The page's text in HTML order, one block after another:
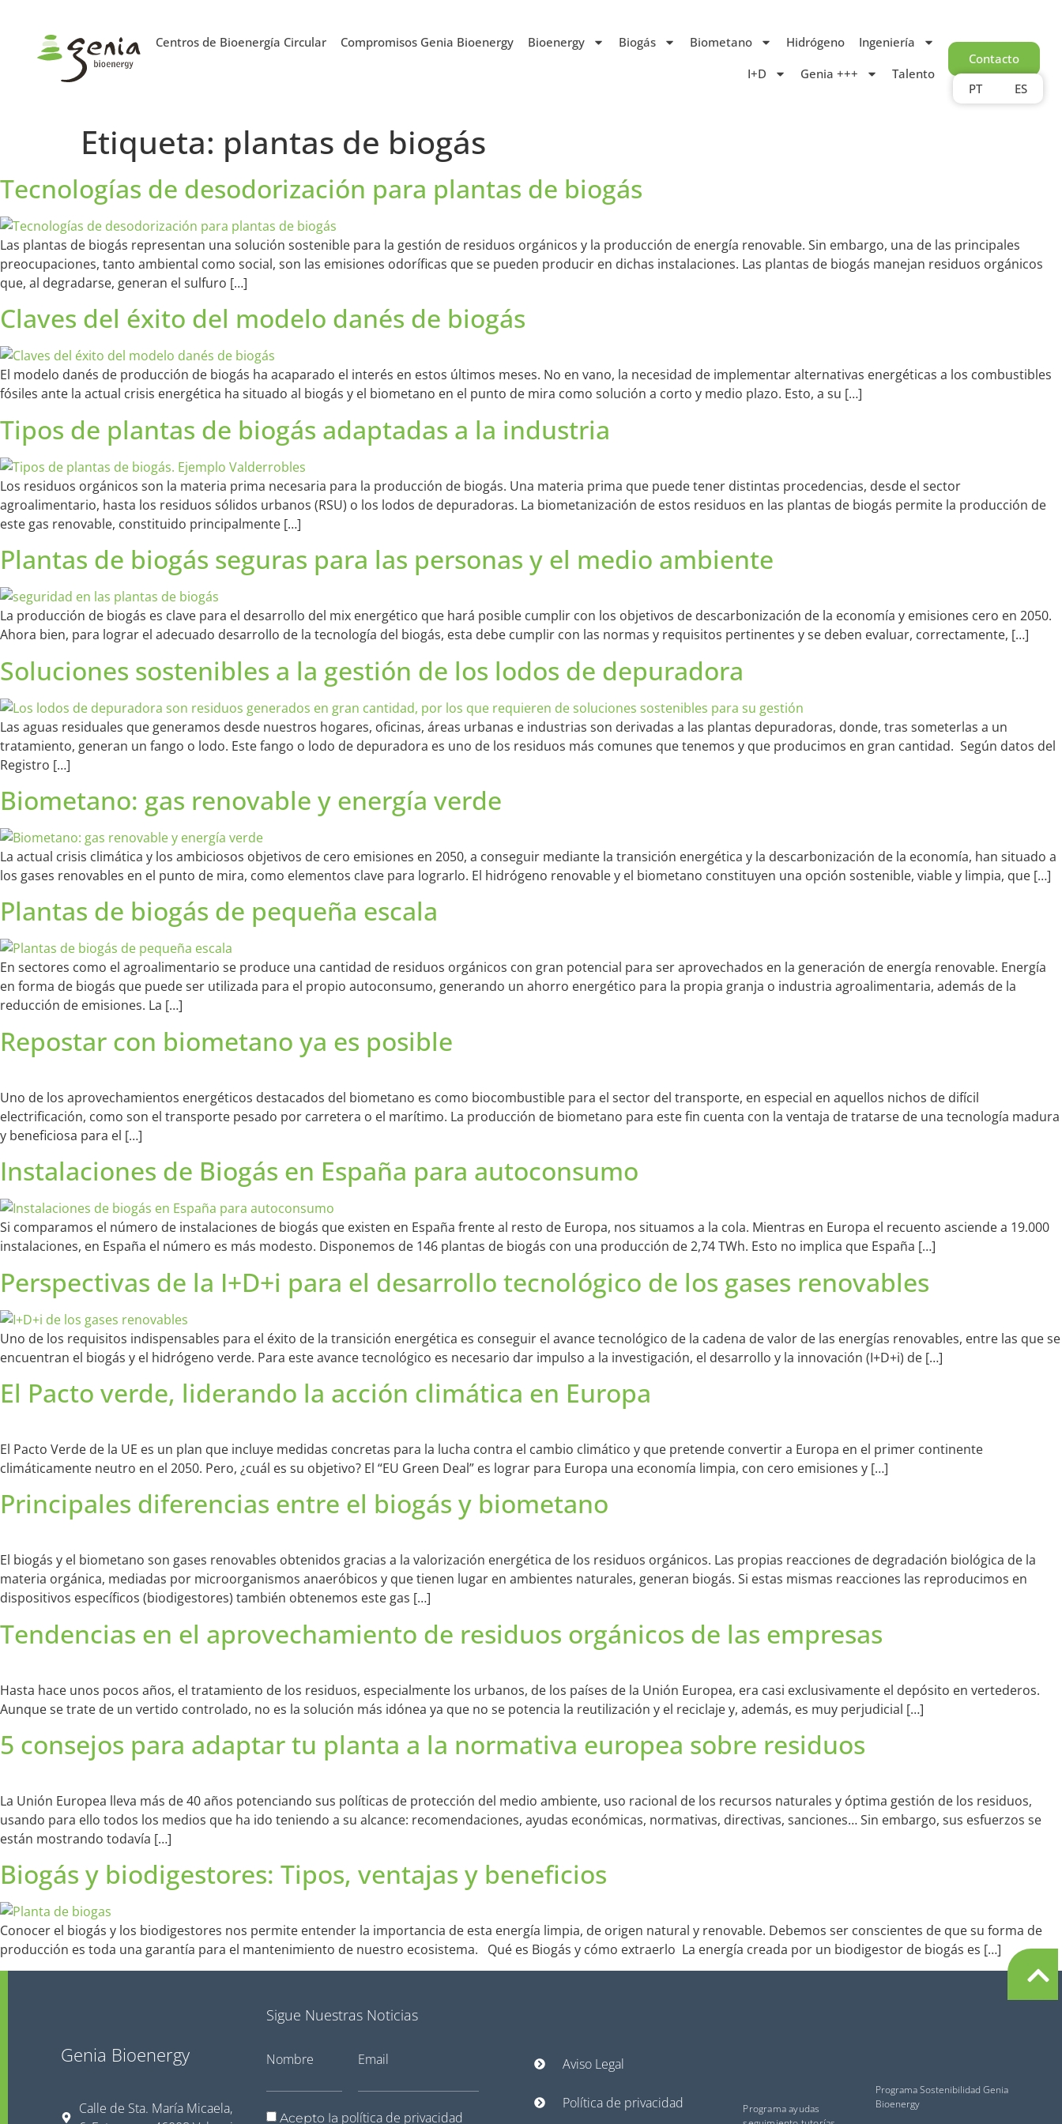
Centros de Bioenergía Circular Compromisos Genia Bioenergy Bioenergy Biogás Biometano Hidrógeno
Ingeniería
I+D
Genia +++
Talento
PT
ES
Contacto
Etiqueta: plantas de biogás
Tecnologías de desodorización para plantas de biogás
Las plantas de biogás representan una solución sostenible para la gestión de residuos orgánicos y la producción de energía renovable. Sin embargo, una de las principales
preocupaciones, tanto ambiental como social, son las emisiones odoríficas que se pueden producir en dichas instalaciones. Las plantas de biogás manejan residuos orgánicos
que, al degradarse, generan el sulfuro […]
Claves del éxito del modelo danés de biogás
El modelo danés de producción de biogás ha acaparado el interés en estos últimos meses. No en vano, la necesidad de implementar alternativas energéticas a los combustibles
fósiles ante la actual crisis energética ha situado al biogás y el biometano en el punto de mira como solución a corto y medio plazo. Esto, a su […]
Tipos de plantas de biogás adaptadas a la industria
Los residuos orgánicos son la materia prima necesaria para la producción de biogás. Una materia prima que puede tener distintas procedencias, desde el sector
agroalimentario, hasta los residuos sólidos urbanos (RSU) o los lodos de depuradoras. La biometanización de estos residuos en las plantas de biogás permite la producción de
este gas renovable, constituido principalmente […]
Plantas de biogás seguras para las personas y el medio ambiente
La producción de biogás es clave para el desarrollo del mix energético que hará posible cumplir con los objetivos de descarbonización de la economía y emisiones cero en 2050.
Ahora bien, para lograr el adecuado desarrollo de la tecnología del biogás, esta debe cumplir con las normas y requisitos pertinentes y se deben evaluar, correctamente, […]
Soluciones sostenibles a la gestión de los lodos de depuradora
Las aguas residuales que generamos desde nuestros hogares, oficinas, áreas urbanas e industrias son derivadas a las plantas depuradoras, donde, tras someterlas a un
tratamiento, generan un fango o lodo. Este fango o lodo de depuradora es uno de los residuos más comunes que tenemos y que producimos en gran cantidad. Según datos del
Registro […]
Biometano: gas renovable y energía verde
La actual crisis climática y los ambiciosos objetivos de cero emisiones en 2050, a conseguir mediante la transición energética y la descarbonización de la economía, han situado a
los gases renovables en el punto de mira, como elementos clave para lograrlo. El hidrógeno renovable y el biometano constituyen una opción sostenible, viable y limpia, que […]
Plantas de biogás de pequeña escala
En sectores como el agroalimentario se produce una cantidad de residuos orgánicos con gran potencial para ser aprovechados en la generación de energía renovable. Energía
en forma de biogás que puede ser utilizada para el propio autoconsumo, generando un ahorro energético para la propia granja o industria agroalimentaria, además de la
reducción de emisiones. La […]
Repostar con biometano ya es posible
Uno de los aprovechamientos energéticos destacados del biometano es como biocombustible para el sector del transporte, en especial en aquellos nichos de difícil
electrificación, como son el transporte pesado por carretera o el marítimo. La producción de biometano para este fin cuenta con la ventaja de tratarse de una tecnología madura
y beneficiosa para el […]
Instalaciones de Biogás en España para autoconsumo
Si comparamos el número de instalaciones de biogás que existen en España frente al resto de Europa, nos situamos a la cola. Mientras en Europa el recuento asciende a 19.000
instalaciones, en España el número es más modesto. Disponemos de 146 plantas de biogás con una producción de 2,74 TWh. Esto no implica que España […]
Perspectivas de la I+D+i para el desarrollo tecnológico de los gases renovables
Uno de los requisitos indispensables para el éxito de la transición energética es conseguir el avance tecnológico de la cadena de valor de las energías renovables, entre las que se
encuentran el biogás y el hidrógeno verde. Para este avance tecnológico es necesario dar impulso a la investigación, el desarrollo y la innovación (I+D+i) de […]
El Pacto verde, liderando la acción climática en Europa
El Pacto Verde de la UE es un plan que incluye medidas concretas para la lucha contra el cambio climático y que pretende convertir a Europa en el primer continente
climáticamente neutro en el 2050. Pero, ¿cuál es su objetivo? El “EU Green Deal” es lograr para Europa una economía limpia, con cero emisiones y […]
Principales diferencias entre el biogás y biometano
El biogás y el biometano son gases renovables obtenidos gracias a la valorización energética de los residuos orgánicos. Las propias reacciones de degradación biológica de la
materia orgánica, mediadas por microorganismos anaeróbicos y que tienen lugar en ambientes naturales, generan biogás. Si estas mismas reacciones las reproducimos en
dispositivos específicos (biodigestores) también obtenemos este gas […]
Tendencias en el aprovechamiento de residuos orgánicos de las empresas
Hasta hace unos pocos años, el tratamiento de los residuos, especialmente los urbanos, de los países de la Unión Europea, era casi exclusivamente el depósito en vertederos.
Aunque se trate de un vertido controlado, no es la solución más idónea ya que no se potencia la reutilización y el reciclaje y, además, es muy perjudicial […]
5 consejos para adaptar tu planta a la normativa europea sobre residuos
La Unión Europea lleva más de 40 años potenciando sus políticas de protección del medio ambiente, uso racional de los recursos naturales y óptima gestión de los residuos,
usando para ello todos los medios que ha ido teniendo a su alcance: recomendaciones, ayudas económicas, normativas, directivas, sanciones… Sin embargo, sus esfuerzos se
están mostrando todavía […]
Biogás y biodigestores: Tipos, ventajas y beneficios
Conocer el biogás y los biodigestores nos permite entender la importancia de esta energía limpia, de origen natural y renovable. Debemos ser conscientes de que su forma de
producción es toda una garantía para el mantenimiento de nuestro ecosistema. Qué es Biogás y cómo extraerlo La energía creada por un biodigestor de biogás es […]
Genia Bioenergy
Calle de Sta. María Micaela,
Sigue Nuestras Noticias
Nombre Email
Acepto la política de privacidad
Aviso Legal
Política de privacidad
Programa ayudas
Programa Sostenibilidad Genia
Bioenergy